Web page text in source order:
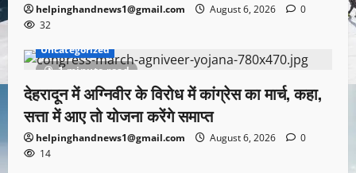
helpinghandnews1@gmail.com August 6, 2026
0
32
1 minute read
Uncategorized
देहरादून में अग्निवीर के विरोध में कांग्रेस का मार्च, कहा,
सत्ता में आए तो योजना करेंगे समाप्त
helpinghandnews1@gmail.com August 6, 2026
0
14